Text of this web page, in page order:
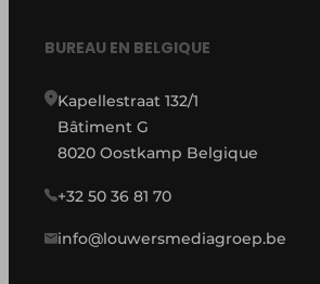
BUREAU EN BELGIQUE
Kapellestraat 132/1
Bâtiment G
8020 Oostkamp Belgique
+32 50 36 81 70
info@louwersmediagroep.be